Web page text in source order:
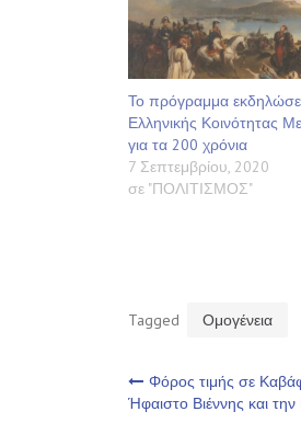
Το πρόγραμμα
Ελληνικής Κοινότητας
για τα 200 χρόνια
7 Σεπτεμβρίου, 2020
σε "ΠΟΛΙΤΙΣΜΟΣ"
Tagged Ομογένεια
Φόρος τιμής σε
Ήφαιστο Βιέννης και